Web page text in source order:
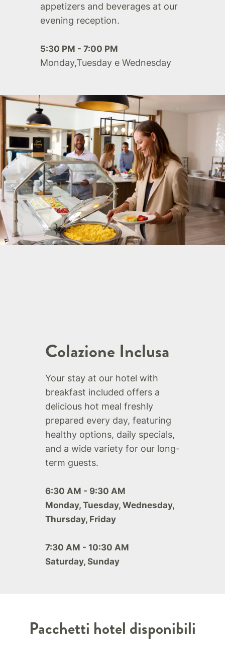
appetizers and beverages at our
evening reception.
5:30 PM - 7:00 PM
Monday,Tuesday e Wednesday
Colazione Inclusa
Your stay at our hotel with
breakfast included offers a
delicious hot meal freshly
prepared every day, featuring
healthy options, daily specials,
and a wide variety for our long-
term guests.
6:30 AM - 9:30 AM
Monday, Tuesday, Wednesday,
Thursday, Friday
7:30 AM - 10:30 AM
Saturday, Sunday
Pacchetti hotel disponibili